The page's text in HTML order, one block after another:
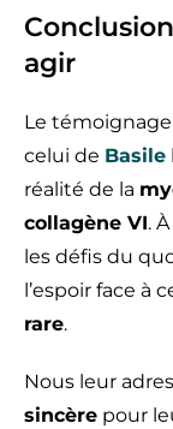
agir
Le
celui de Basile
réalité de la
collagène VI.
les défis du
l’espoir face à
rare.
Nous leur
sincère pour